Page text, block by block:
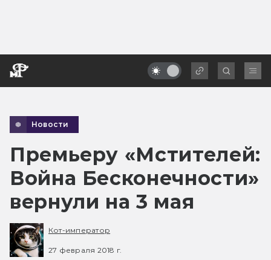
Новости
Премьеру «Мстителей:
Война Бесконечности»
вернули на 3 мая
Кот-император
27 февраля 2018 г.